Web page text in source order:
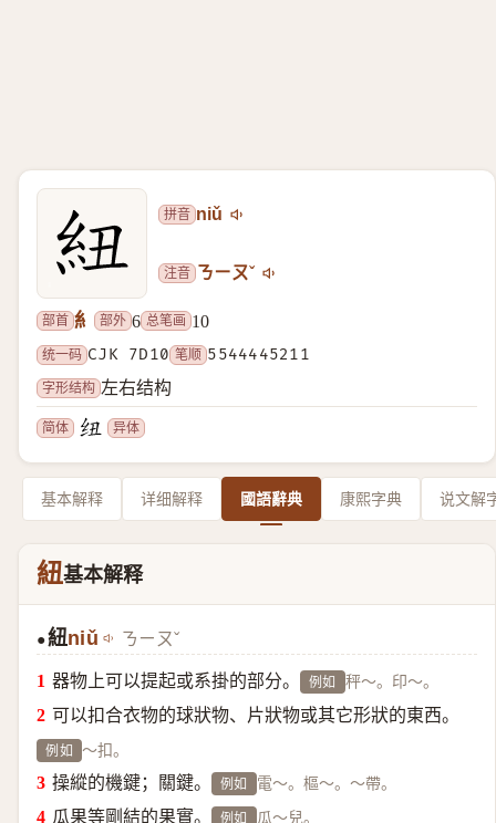
拼音 niǔ
注音 ㄋㄧㄡˇ
部首 糹 部外 6 总笔画 10
统一码 CJK 7D10 笔顺 5544445211
字形结构 左右结构
简体 异体
基本解释 详细解释 國語辭典 康熙字典 说文解
紐基本解释
●紐niǔ ㄋㄧㄡˇ
器物上可以提起或系掛的部分。 例如 秤～。印～。
可以扣合衣物的球狀物、片狀物或其它形狀的東西。
例如 ～扣。
操縱的機鍵；關鍵。 例如 電～。樞～。～帶。
瓜果等剛結的果實。 例如 瓜～兒。